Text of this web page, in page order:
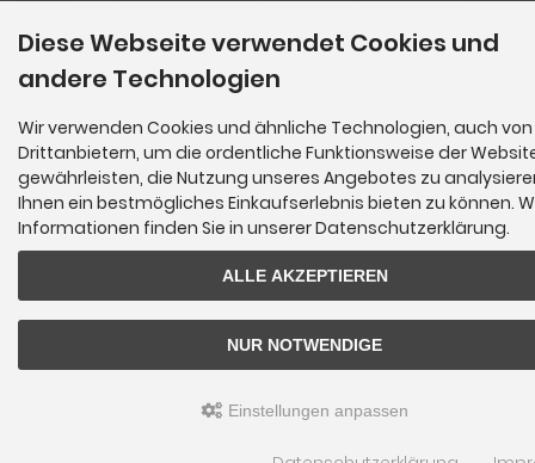
Nagelzange, Podologie, Pediküre, Fußpflegegeräte, Nagelfräser © 2026
Diese Webseite verwendet Cookies und
andere Technologien
Wir verwenden Cookies und ähnliche Technologien, auch von
Drittanbietern, um die ordentliche Funktionsweise der
gewährleisten, die Nutzung unseres Angebotes zu
Ihnen ein bestmögliches Einkaufserlebnis bieten zu können.
Informationen finden Sie in unserer Datenschutzerklärung.
ALLE AKZEPTIEREN
NUR NOTWENDIGE
Einstellungen anpassen